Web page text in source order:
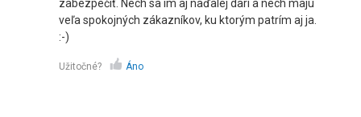
zabezpečiť. Nech sa im aj naďalej darí a nech majú
veľa spokojných zákazníkov, ku ktorým patrím aj ja.
:-)
Užitočné? Áno